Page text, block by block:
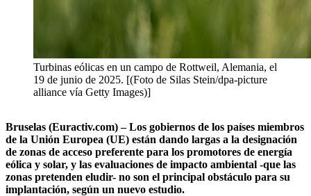
Turbinas eólicas en un campo de Rottweil, Alemania, el
19 de junio de 2025. [(Foto de Silas Stein/dpa-picture
alliance vía Getty Images)]
Bruselas (Euractiv.com) – Los gobiernos de los países miembros
de la Unión Europea (UE) están dando largas a la designación
de zonas de acceso preferente para los promotores de energía
eólica y solar, y las evaluaciones de impacto ambiental -que las
zonas pretenden eludir- no son el principal obstáculo para su
implantación, según un nuevo estudio.